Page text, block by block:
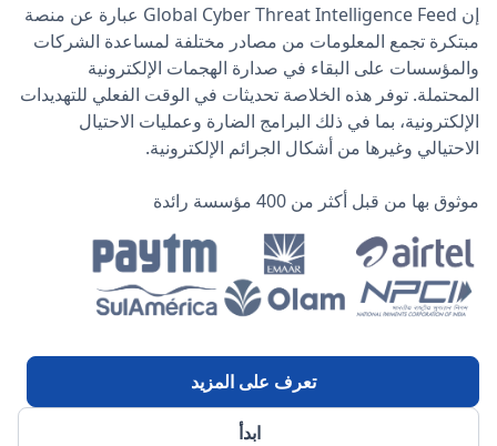
إن Global Cyber Threat Intelligence Feed عبارة عن منصة
مبتكرة تجمع المعلومات من مصادر مختلفة لمساعدة الشركات
والمؤسسات على البقاء في صدارة الهجمات الإلكترونية
المحتملة. توفر هذه الخلاصة تحديثات في الوقت الفعلي للتهديدات
الإلكترونية، بما في ذلك البرامج الضارة وعمليات الاحتيال
الاحتيالي وغيرها من أشكال الجرائم الإلكترونية.
موثوق بها من قبل أكثر من 400 مؤسسة رائدة
ابدأ
تعرف على المزيد